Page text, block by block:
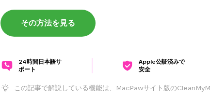
その方法を見る
24時間日本語サ
ポート
Apple公証済みで
安全
この記事で解説している機能は、MacPawサイト版の